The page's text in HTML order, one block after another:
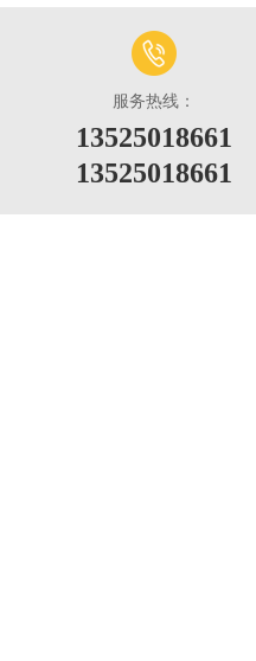
服务热线：
13525018661
13525018661